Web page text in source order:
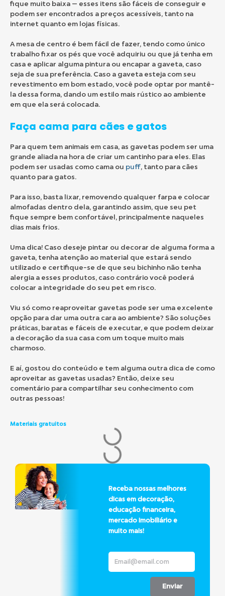
fique muito baixa — esses itens são fáceis de conseguir e
podem ser encontrados a preços acessíveis, tanto na
internet quanto em lojas físicas.
A mesa de centro é bem fácil de fazer, tendo como único
trabalho fixar os pés que você adquiriu ou que já tenha em
casa e aplicar alguma pintura ou encapar a gaveta, caso
seja de sua preferência. Caso a gaveta esteja com seu
revestimento em bom estado, você pode optar por mantê-
la dessa forma, dando um estilo mais rústico ao ambiente
em que ela será colocada.
Faça cama para cães e gatos
Para quem tem animais em casa, as gavetas podem ser uma
grande aliada na hora de criar um cantinho para eles. Elas
podem ser usadas como cama ou puff, tanto para cães
quanto para gatos.
Para isso, basta lixar, removendo qualquer farpa e colocar
almofadas dentro dela, garantindo assim, que seu pet
fique sempre bem confortável, principalmente naqueles
dias mais frios.
Uma dica! Caso deseje pintar ou decorar de alguma forma a
gaveta, tenha atenção ao material que estará sendo
utilizado e certifique-se de que seu bichinho não tenha
alergia a esses produtos, caso contrário você poderá
colocar a integridade do seu pet em risco.
Viu só como reaproveitar gavetas pode ser uma excelente
opção para dar uma outra cara ao ambiente? São soluções
práticas, baratas e fáceis de executar, e que podem deixar
a decoração da sua casa com um toque muito mais
charmoso.
E aí, gostou do conteúdo e tem alguma outra dica de como
aproveitar as gavetas usadas? Então, deixe seu
comentário para compartilhar seu conhecimento com
outras pessoas!
Materiais gratuitos
Receba nossas melhores
dicas em decoração,
educação financeira,
mercado imobiliário e
muito mais!
Enviar